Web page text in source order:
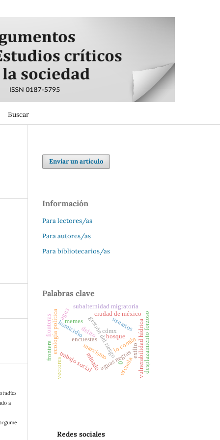
Buscar
a
Enviar un artículo
Información
Para lectores/as
Para autores/as
Para bibliotecarios/as
Palabras clave
marxismo
homicidiogestión del riesgo
aguas negras
usuarios
encuestas
memes
ciudad de méxico
cdmx
delito vulnerabilidad hídrica
minado
bosque
ecología políticaagua
trabajo social
vectores escuela
frontera lo común
exilio desplazamiento forzoso
fronteras
subalternidad migratoria
0
Redes sociales